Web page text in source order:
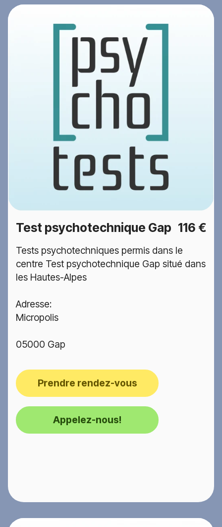
Test psychotechnique Gap 116 €
Tests psychotechniques permis dans le
centre Test psychotechnique Gap situé dans
les Hautes-Alpes
Adresse:
Micropolis
05000 Gap
Prendre rendez-vous
Appelez-nous!